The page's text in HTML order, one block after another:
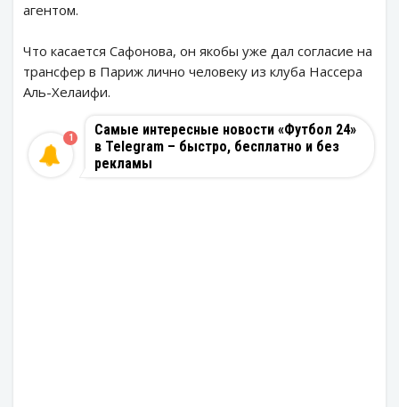
агентом.
Что касается Сафонова, он якобы уже дал согласие на
трансфер в Париж лично человеку из клуба Нассера
Аль-Хелаифи.
Самые интересные новости «Футбол 24»
в Telegram – быстро, бесплатно и без
рекламы
1